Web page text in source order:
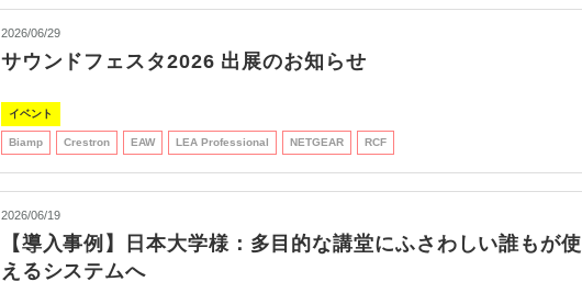
2026/06/29
サウンドフェスタ2026 出展のお知らせ
イベント
Biamp Crestron EAW LEA Professional NETGEAR RCF
2026/06/19
【導入事例】日本大学様：多目的な講堂にふさわしい誰もが使
えるシステムへ